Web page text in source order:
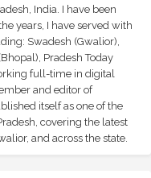
India. I have been
years, I have served with
Swadesh (Gwalior),
Pradesh Today
full-time in digital
and editor of
itself as one of the
covering the latest
and across the state.